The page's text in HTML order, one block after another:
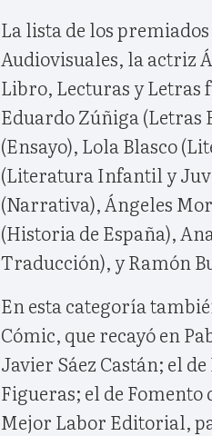
La lista de los
Audiovisuales, la actriz
Libro, Lecturas y Letras
Eduardo Zúñiga (Letras
(Ensayo), Lola Blasco
(Literatura Infantil y
(Narrativa), Ángeles
(Historia de España),
Traducción), y Ramón
En esta categoría
Cómic, que recayó en
Javier Sáez Castán; el
Figueras; el de
Mejor Labor Editorial,